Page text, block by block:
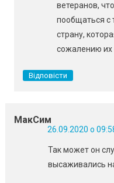
ветеранов,
пообщаться с
страну,
сожалению их
Відповісти
МакСим
26.09.2020 о
Так может он
высаживались